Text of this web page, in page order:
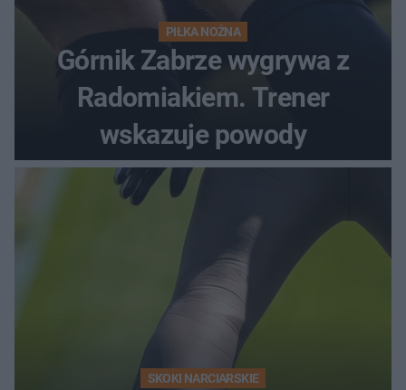
PIŁKA NOŻNA
Górnik Zabrze wygrywa z
Radomiakiem. Trener
wskazuje powody
SKOKI NARCIARSKIE